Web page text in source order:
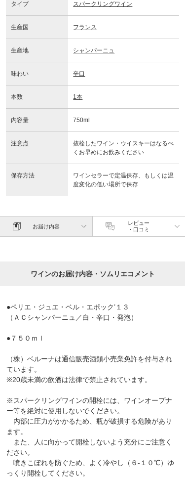
タイプ スパークリングワイン
生産国 フランス
生産地 シャンパーニュ
味わい 辛口
本数 1本
内容量 750ml
注意点
抜栓したワイン・ウイスキーはなるべ
くお早めにお飲みください
保存方法
ワインセラーで定温保存、もしくは温
度変化の低い場所で保存
お届け内容
レビュー
・口コミ
ワインのお届け内容・ソムリエコメント
●ペリエ・ジュエ・ベル・エポック’１３
（ＡＣシャンパーニュ／白・辛口・発泡）
●７５０ｍｌ
（株）ベルーナは通信販売酒類小売業免許を付与され
ています。
※20歳未満の飲酒は法律で禁止されています。
※スパークリングワインの開栓には、ワインオープナ
ー等を絶対に使用しないでください。
内部に圧力がかかるため、瓶が破損する危険があり
ます。
また、人に向かって開栓しないよう充分にご注意く
ださい。
噴きこぼれを防ぐため、よく冷やし（６-１０℃）ゆ
っくり開栓してください。